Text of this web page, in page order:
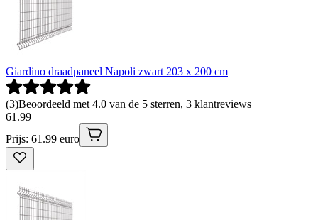
Giardino draadpaneel Napoli zwart 203 x 200 cm
(3)Beoordeeld met 4.0 van de 5 sterren, 3 klantreviews
61 .99
Prijs: 61.99 euro